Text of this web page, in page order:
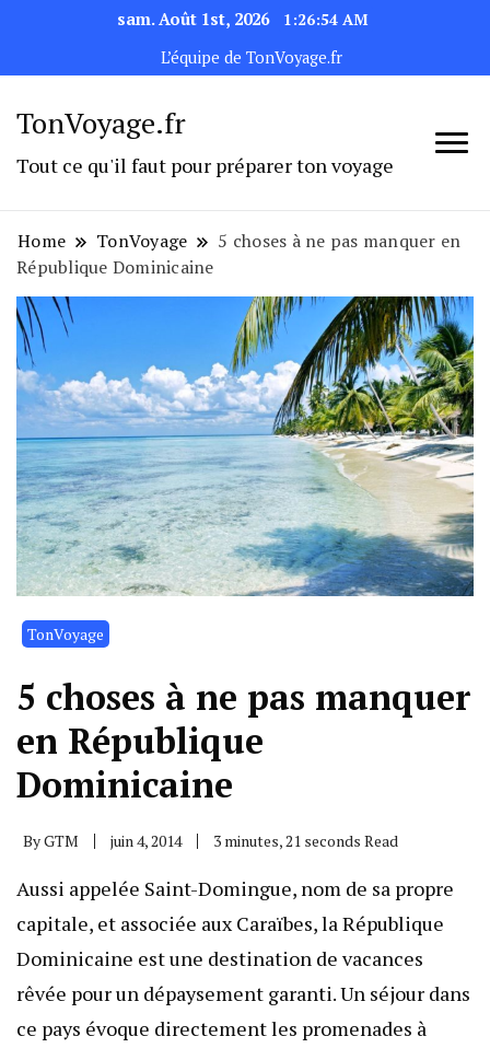
sam. Août 1st, 2026
1:26:54 AM
L’équipe de TonVoyage.fr
TonVoyage.fr
Tout ce qu'il faut pour préparer ton voyage
Home TonVoyage
5 choses à ne pas manquer en
République Dominicaine
TonVoyage
5 choses à ne pas manquer
en République
Dominicaine
ByGTM juin 4, 2014 3 minutes, 21 seconds Read
Aussi appelée Saint-Domingue, nom de sa propre
capitale, et associée aux Caraïbes, la République
Dominicaine est une destination de vacances
rêvée pour un dépaysement garanti. Un séjour dans
ce pays évoque directement les promenades à